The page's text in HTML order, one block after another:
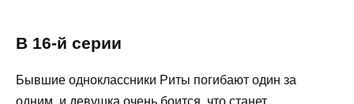
В 16-й серии
Бывшие одноклассники Риты погибают один за